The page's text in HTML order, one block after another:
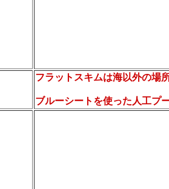
フラットスキムは海以外の場
ブルーシートを使った人工プ